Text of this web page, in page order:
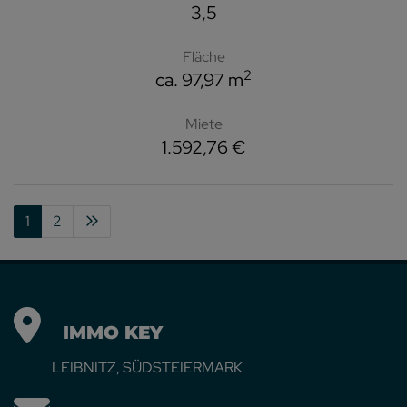
3,5
Fläche
ca. 97,97 m2
Miete
1.592,76 €
1 2
IMMO KEY
LEIBNITZ, SÜDSTEIERMARK